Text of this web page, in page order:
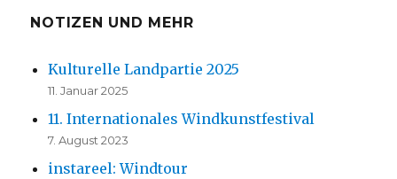
NOTIZEN UND MEHR
Kulturelle Landpartie 2025
11. Januar 2025
11. Internationales Windkunstfestival
7. August 2023
instareel: Windtour